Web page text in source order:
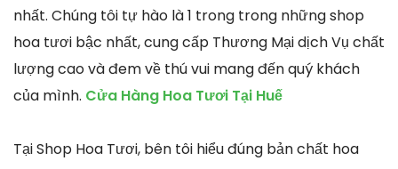
nhất. Chúng tôi tự hào là 1 trong trong những shop
hoa tươi bậc nhất, cung cấp Thương Mại dịch Vụ chất
lượng cao và đem về thú vui mang đến quý khách
của mình. Cửa Hàng Hoa Tươi Tại Huế
Tại Shop Hoa Tươi, bên tôi hiểu đúng bản chất hoa